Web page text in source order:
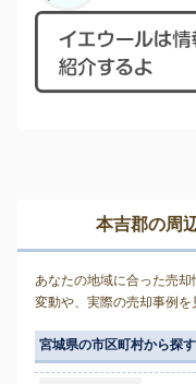
本吉郡の周
あなたの地域に合った売
変動や、実際の売却事例を
宮城県の市区町村から探す